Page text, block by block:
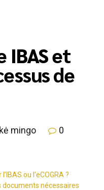
IBAS et
de
mingo 0
ou l’eCOGRA ?
documents nécessaires